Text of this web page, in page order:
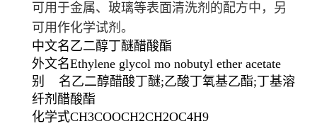
可用于金属、玻璃等表面清洗剂的配方中，另
可用作化学试剂。
中文名乙二醇丁醚醋酸酯
外文名Ethylene glycol mo nobutyl ether acetate
别 名乙二醇醋酸丁醚;乙酸丁氧基乙酯;丁基溶
纤剂醋酸酯
化学式CH3COOCH2CH2OC4H9